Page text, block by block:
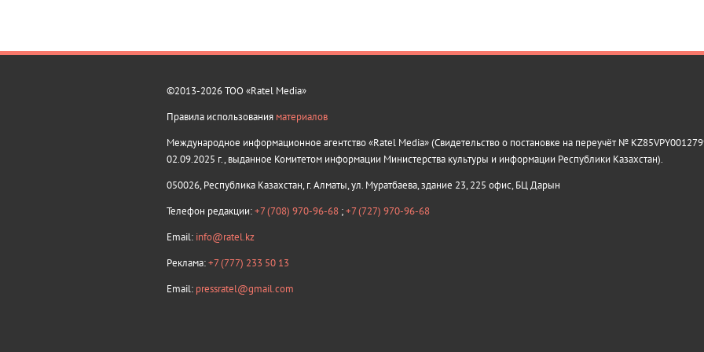
©2013-2026 ТОО «Ratel Media»
Правила использования материалов
Международное информационное агентство «Ratel Media» (Свидетельство о постановке на переучёт №
02.09.2025 г., выданное Комитетом информации Министерства культуры и информации Республики Казахстан).
050026, Республика Казахстан, г. Алматы, ул. Муратбаева, здание 23, 225 офис, БЦ Дарын
Телефон редакции:+7 (708) 970-96-68 ;+7 (727) 970-96-68
Email: info@ratel.kz
Реклама:+7 (777) 233 50 13
Email: pressratel@gmail.com